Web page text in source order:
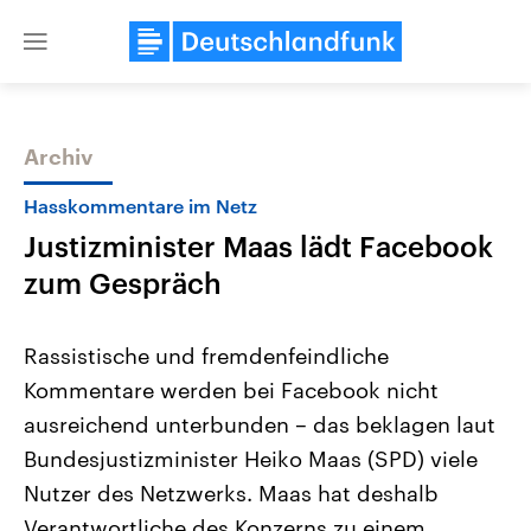
Close
Themen
Landtagswahl Sachsen-Anhalt
2026
Alle Informationen
Sachsen-Anhalt wählt am 6.
September 2026 einen neuen
Landtag. Seit 2021 wird das
Bundesland von einer Koalition aus
USA
Aktuelle Beiträge,
Hintergründe
Wirtschaftlich und
gehören die Vereinigten
den mächtigsten Ländern
mit großem Einfluss auf
Archiv
Hasskommentare im Netz
Justizminister Maas lädt Facebook
zum Gespräch
Rassistische und fremdenfeindliche
Kommentare werden bei Facebook nicht
ausreichend unterbunden – das beklagen laut
Bundesjustizminister Heiko Maas (SPD) viele
Nutzer des Netzwerks. Maas hat deshalb